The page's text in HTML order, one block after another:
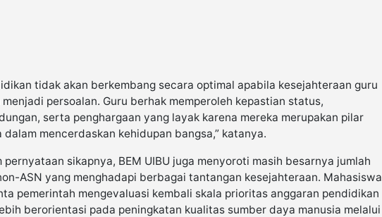
tidak akan berkembang secara optimal apabila kesejahteraan guru
menjadi persoalan. Guru berhak memperoleh kepastian status,
serta penghargaan yang layak karena mereka merupakan pilar
dalam mencerdaskan kehidupan bangsa,” katanya.
pernyataan sikapnya, BEM UIBU juga menyoroti masih besarnya jumlah
ASN yang menghadapi berbagai tantangan kesejahteraan. Mahasiswa
pemerintah mengevaluasi kembali skala prioritas anggaran pendidikan
berorientasi pada peningkatan kualitas sumber daya manusia melalui